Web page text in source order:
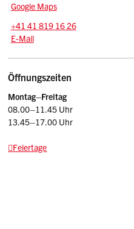
Google Maps
Tel.:
+41 41 819 16 26
E-Mail: afa
E-Mail
Öffnungszeiten
Montag–Freitag
08.00–11.45 Uhr
13.45–17.00 Uhr
Feiertage